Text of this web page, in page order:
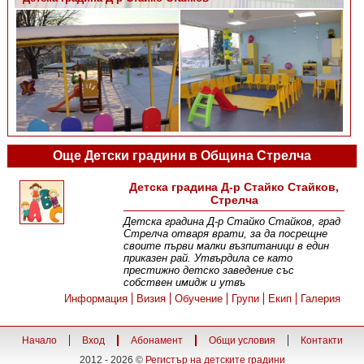
Още Детски градини в Община Стрелча
Детска градина Д-р Стайко Стайков,
Стрелча
Детска градина Д-р Стайко Стайков, град
Стрелча отваря врати, за да посрещне
своите първи малки възпитаници в един
приказен рай. Утвърдила се като
престижно детско заведение със
собствен имидж и утвъ
Информация
Визия Обучение Групи Екип Галерия
Начало Вход Абонамент Общи условия
Контакти
2012 - 2026 © Регистър на детските градини